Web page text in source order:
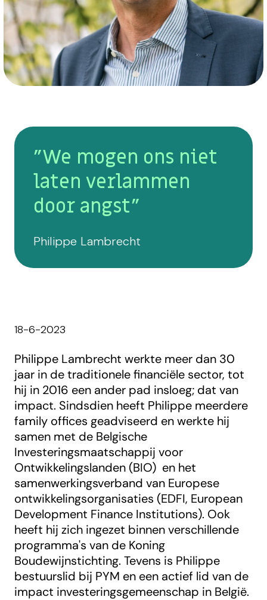
"We mogen ons niet
laten verlammen
door angst"
Philippe Lambrecht
18-6-2023
Philippe Lambrecht werkte meer dan 30
jaar in de traditionele financiële sector, tot
hij in 2016 een ander pad insloeg; dat van
impact. Sindsdien heeft Philippe meerdere
family offices geadviseerd en werkte hij
samen met de Belgische
Investeringsmaatschappij voor
Ontwikkelingslanden (BIO) en het
samenwerkingsverband van Europese
ontwikkelingsorganisaties (EDFI, European
Development Finance Institutions). Ook
heeft hij zich ingezet binnen verschillende
programma's van de Koning
Boudewijnstichting. Tevens is Philippe
bestuurslid bij PYM en een actief lid van de
impact investeringsgemeenschap in België.